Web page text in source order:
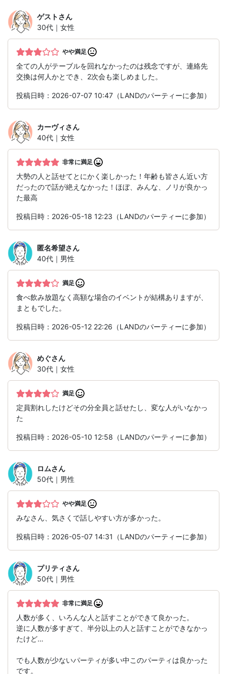
ゲストさん
30代｜女性
やや満足
全ての人がテーブルを回れなかったのは残念ですが、連絡先
交換は何人かとでき、2次会も楽しめました。
投稿日時：2026-07-07 10:47（LANDのパーティーに参加）
カーヴィさん
40代｜女性
非常に満足
大勢の人と話せてとにかく楽しかった！年齢も皆さん近い方
だったので話が絶えなかった！ほぼ、みんな、ノリが良かっ
た最高
投稿日時：2026-05-18 12:23（LANDのパーティーに参加）
匿名希望さん
40代｜男性
満足
食べ飲み放題なく高額な場合のイベントが結構ありますが、
まともでした。
投稿日時：2026-05-12 22:26（LANDのパーティーに参加）
めぐさん
30代｜女性
満足
定員割れしたけどその分全員と話せたし、変な人がいなかっ
た
投稿日時：2026-05-10 12:58（LANDのパーティーに参加）
ロムさん
50代｜男性
やや満足
みなさん、気さくで話しやすい方が多かった。
投稿日時：2026-05-07 14:31（LANDのパーティーに参加）
プリティさん
50代｜男性
非常に満足
人数が多く、いろんな人と話すことができて良かった。
逆に人数が多すぎて、半分以上の人と話すことができなかっ
たけど…
でも人数が少ないパーティが多い中このパーティは良かった
です。